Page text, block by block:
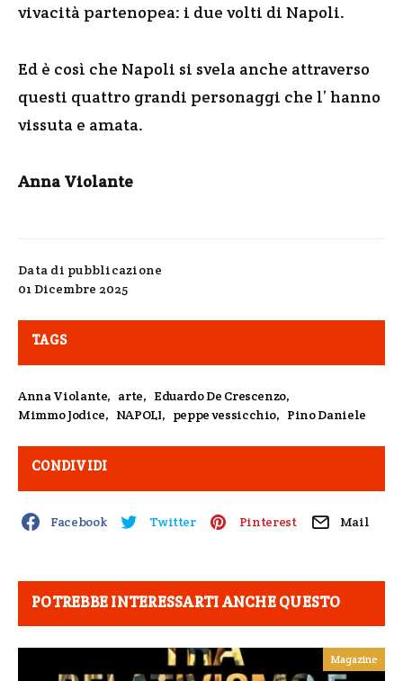
Data di pubblicazione
01 Dicembre 2025
TAGS
Anna Violante, arte, Eduardo De Crescenzo,
Mimmo Jodice, NAPOLI, peppe vessicchio, Pino Daniele
CONDIVIDI
Facebook Twitter Pinterest Mail
vivacità partenopea: i due volti di Napoli.
Ed è così che Napoli si svela anche attraverso
questi quattro grandi personaggi che l’ hanno
vissuta e amata.
Anna Violante
POTREBBE INTERESSARTI ANCHE QUESTO
Magazine